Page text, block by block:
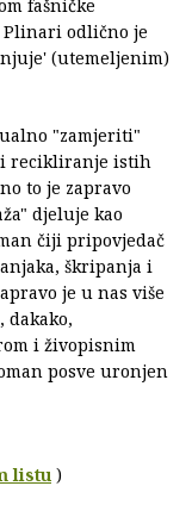
fašničke
odlično je
(utemeljenim)
"zamjeriti"
i recikliranje istih
to je zapravo
djeluje kao
čiji pripovjedač
škripanja i
je u nas više
dakako,
i živopisnim
posve uronjen
listu )